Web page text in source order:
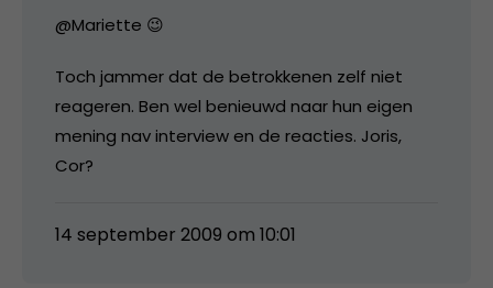
@Mariette 😉
Toch jammer dat de betrokkenen zelf niet
reageren. Ben wel benieuwd naar hun eigen
mening nav interview en de reacties. Joris,
Cor?
14 september 2009 om 10:01